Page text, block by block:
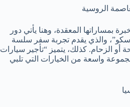
الروسية
بمساراتها المعقدة، وهنا يأتي دور
والذي يقدم تجربة سفر سلسة
أو الزحام. كذلك، يتميز “تأجير سيارات
واسعة من الخيارات التي تلبي